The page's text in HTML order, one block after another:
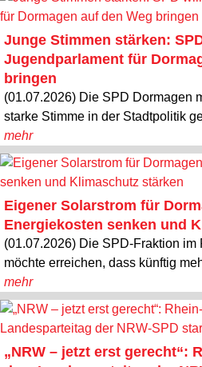
Junge Stimmen stärken:
Jugendparlament für
bringen
(01.07.2026) Die SPD Dormagen
starke Stimme in der Stadtpolitik
mehr
Eigener Solarstrom für
Energiekosten senken und
(01.07.2026) Die SPD-Fraktion im
möchte erreichen, dass künftig
mehr
„NRW – jetzt erst gerecht“: